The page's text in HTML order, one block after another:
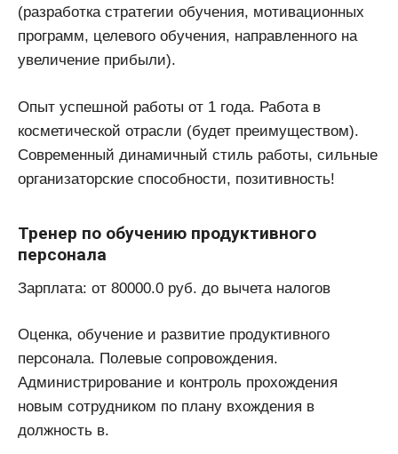
(разработка стратегии обучения, мотивационных
программ, целевого обучения, направленного на
увеличение прибыли).
Опыт успешной работы от 1 года. Работа в
косметической отрасли (будет преимуществом).
Современный динамичный стиль работы, сильные
организаторские способности, позитивность!
Тренер по обучению продуктивного
персонала
Зарплата: от 80000.0 руб. до вычета налогов
Оценка, обучение и развитие продуктивного
персонала. Полевые сопровождения.
Администрирование и контроль прохождения
новым сотрудником по плану вхождения в
должность в.